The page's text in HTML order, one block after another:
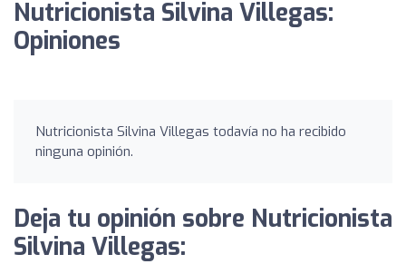
Nutricionista Silvina Villegas:
Opiniones
Nutricionista Silvina Villegas todavía no ha recibido
ninguna opinión.
Deja tu opinión sobre Nutricionista
Silvina Villegas: